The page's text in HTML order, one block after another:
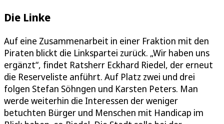
Die Linke
Auf eine Zusammenarbeit in einer Fraktion mit den
Piraten blickt die Linkspartei zurück. „Wir haben uns
ergänzt“, findet Ratsherr Eckhard Riedel, der erneut
die Reserveliste anführt. Auf Platz zwei und drei
folgen Stefan Söhngen und Karsten Peters. Man
werde weiterhin die Interessen der weniger
betuchten Bürger und Menschen mit Handicap im